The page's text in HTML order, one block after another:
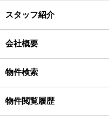
スタッフ紹介
会社概要
物件検索
物件閲覧履歴